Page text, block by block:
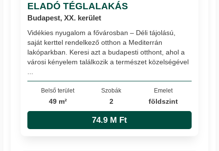
ELADÓ TÉGLALAKÁS
Budapest, XX. kerület
Vidékies nyugalom a fővárosban – Déli tájolású,
saját kerttel rendelkező otthon a Mediterrán
lakóparkban. Keresi azt a budapesti otthont, ahol a
városi kényelem találkozik a természet közelségével
Belső terület
49 m²
Szobák
2
Emelet
földszint
74.9 M Ft